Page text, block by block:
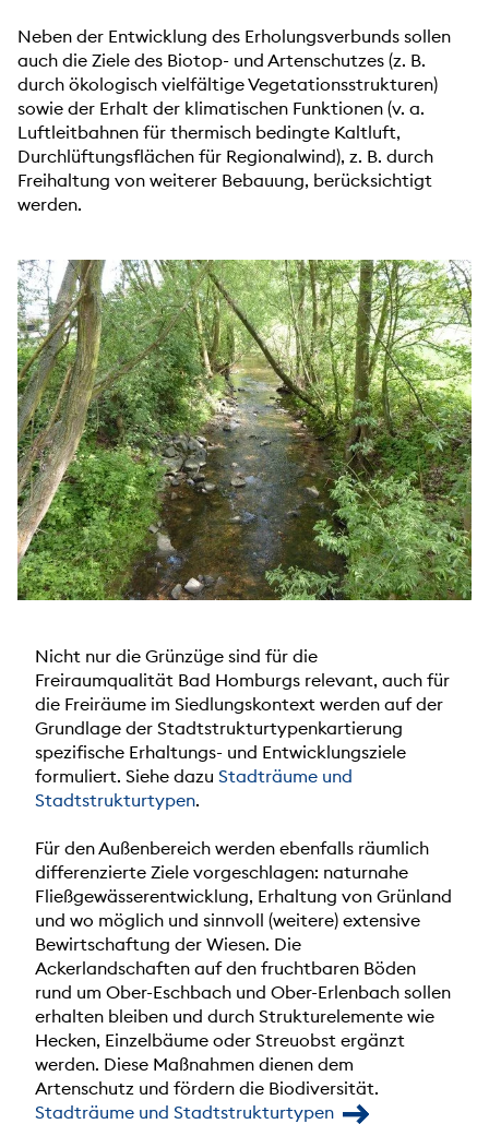
Neben der Entwicklung des Erholungsverbunds sollen
auch die Ziele des Biotop- und Artenschutzes (z. B.
durch ökologisch vielfältige Vegetationsstrukturen)
sowie der Erhalt der klimatischen Funktionen (v. a.
Luftleitbahnen für thermisch bedingte Kaltluft,
Durchlüftungsflächen für Regionalwind), z. B. durch
Freihaltung von weiterer Bebauung, berücksichtigt
werden.
Nicht nur die Grünzüge sind für die
Freiraumqualität Bad Homburgs relevant, auch für
die Freiräume im Siedlungskontext werden auf der
Grundlage der Stadtstrukturtypenkartierung
spezifische Erhaltungs- und Entwicklungsziele
formuliert. Siehe dazu Stadträume und
Stadtstrukturtypen.
Für den Außenbereich werden ebenfalls räumlich
differenzierte Ziele vorgeschlagen: naturnahe
Fließgewässerentwicklung, Erhaltung von Grünland
und wo möglich und sinnvoll (weitere) extensive
Bewirtschaftung der Wiesen. Die
Ackerlandschaften auf den fruchtbaren Böden
rund um Ober-Eschbach und Ober-Erlenbach sollen
erhalten bleiben und durch Strukturelemente wie
Hecken, Einzelbäume oder Streuobst ergänzt
werden. Diese Maßnahmen dienen dem
Artenschutz und fördern die Biodiversität.
Stadträume und Stadtstrukturtypen